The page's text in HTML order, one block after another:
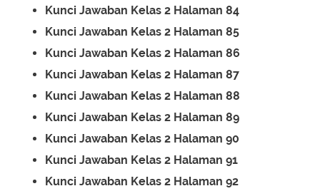
Kunci Jawaban Kelas 2 Halaman 84
Kunci Jawaban Kelas 2 Halaman 85
Kunci Jawaban Kelas 2 Halaman 86
Kunci Jawaban Kelas 2 Halaman 87
Kunci Jawaban Kelas 2 Halaman 88
Kunci Jawaban Kelas 2 Halaman 89
Kunci Jawaban Kelas 2 Halaman 90
Kunci Jawaban Kelas 2 Halaman 91
Kunci Jawaban Kelas 2 Halaman 92